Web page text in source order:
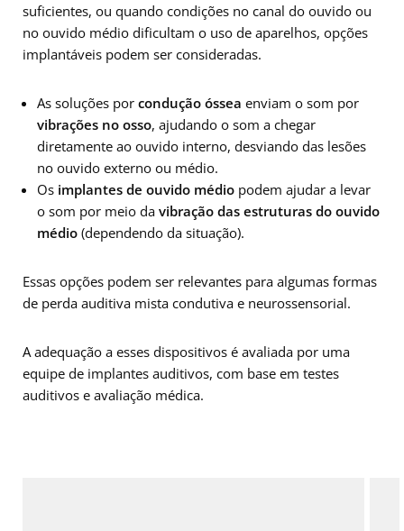
suficientes, ou quando condições no canal do ouvido ou
no ouvido médio dificultam o uso de aparelhos, opções
implantáveis podem ser consideradas.
As soluções por condução óssea enviam o som por
vibrações no osso, ajudando o som a chegar
diretamente ao ouvido interno, desviando das lesões
no ouvido externo ou médio.
Os implantes de ouvido médio podem ajudar a levar
o som por meio da vibração das estruturas do ouvido
médio (dependendo da situação).
Essas opções podem ser relevantes para algumas formas
de perda auditiva mista condutiva e neurossensorial.
A adequação a esses dispositivos é avaliada por uma
equipe de implantes auditivos, com base em testes
auditivos e avaliação médica.